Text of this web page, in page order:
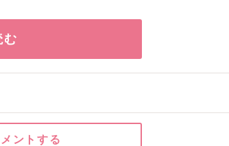
む
ントする